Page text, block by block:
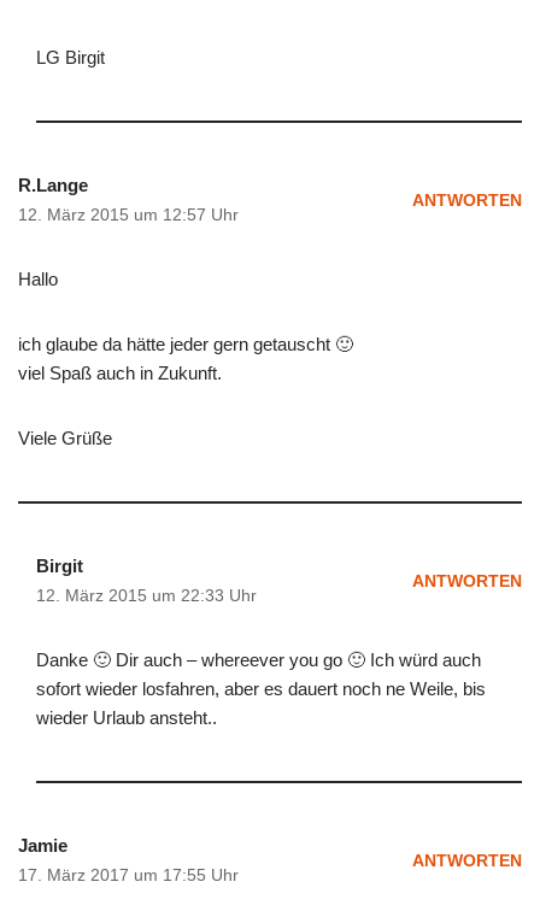
LG Birgit
R.Lange
12. März 2015 um 12:57 Uhr
ANTWORTEN
Hallo
ich glaube da hätte jeder gern getauscht 🙂
viel Spaß auch in Zukunft.
Viele Grüße
Birgit
12. März 2015 um 22:33 Uhr
ANTWORTEN
Danke 🙂 Dir auch – whereever you go 🙂 Ich würd auch
sofort wieder losfahren, aber es dauert noch ne Weile, bis
wieder Urlaub ansteht..
Jamie
17. März 2017 um 17:55 Uhr
ANTWORTEN